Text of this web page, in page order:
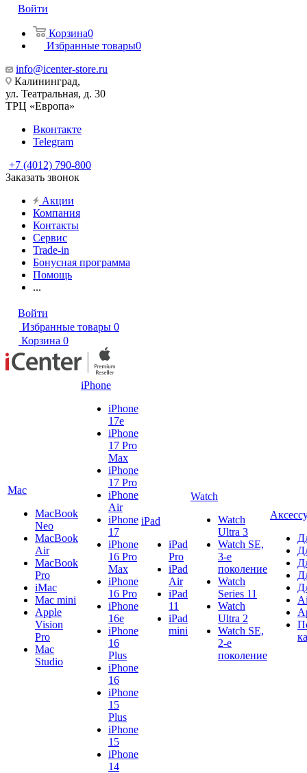
Войти
Корзина0
Избранные товары0
info@icenter-store.ru
Калининград,
ул. Театральная, д. 30
ТРЦ «Европа»
Вконтакте
Telegram
+7 (4012) 790-800
Заказать звонок
Акции
Компания
Контакты
Сервис
Trade-in
Бонусная программа
Помощь
...
Войти
Избранные товары 0
Корзина 0
Mac
MacBook
Neo
MacBook
Air
MacBook
Pro
iMac
Mac mini
Apple
Vision
Pro
Mac
Studio
iPhone
iPhone
17e
iPhone
17 Pro
Max
iPhone
17 Pro
iPhone
Air
iPhone
17
iPhone
16 Pro
Max
iPhone
16 Pro
iPhone
16e
iPhone
16
Plus
iPhone
16
iPhone
15
Plus
iPhone
15
iPhone
14
iPad
iPad
Pro
iPad
Air
iPad
11
iPad
mini
Watch
Watch
Ultra 3
Watch SE,
3-е
поколение
Watch
Series 11
Watch
Ultra 2
Watch SE,
2-е
поколение